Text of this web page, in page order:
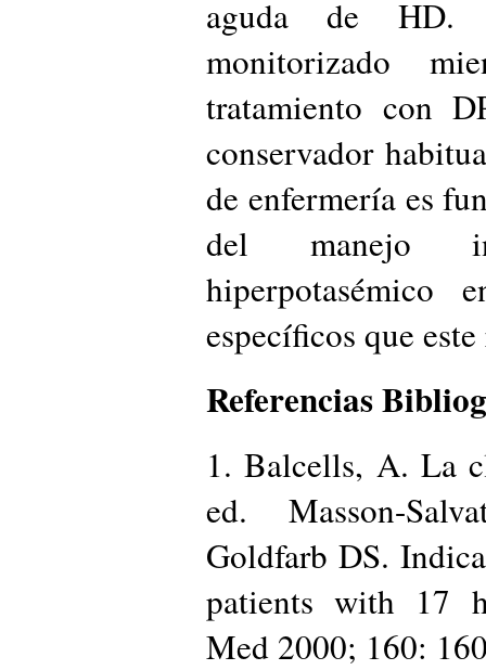
aguda de HD.
monitorizado
tratamiento con
conservador
de enfermería es
del manejo
específicos que
Referencias
1. Balcells, A. La
ed. Masson-
Goldfarb DS.
patients with 17
Med 2000; 160: